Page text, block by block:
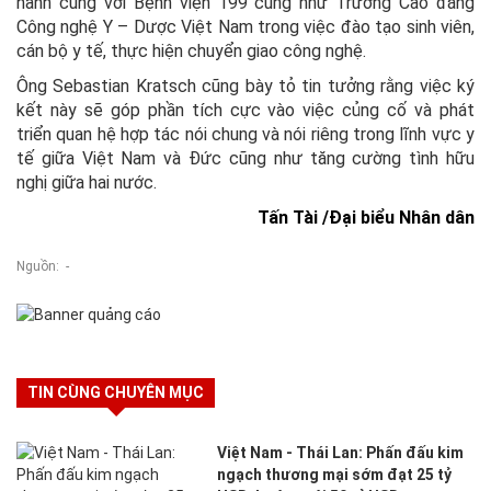
Công nghệ Y – Dược Việt Nam trong việc đào tạo sinh viên,
cán bộ y tế, thực hiện chuyển giao công nghệ.
Ông Sebastian Kratsch cũng bày tỏ tin tưởng rằng việc ký
kết này sẽ góp phần tích cực vào việc củng cố và phát
triển quan hệ hợp tác nói chung và nói riêng trong lĩnh vực y
tế giữa Việt Nam và Đức cũng như tăng cường tình hữu
nghị giữa hai nước.
Tấn Tài /Đại biểu Nhân dân
Nguồn: -
TIN CÙNG CHUYÊN MỤC
Việt Nam - Thái Lan: Phấn đấu kim
ngạch thương mại sớm đạt 25 tỷ